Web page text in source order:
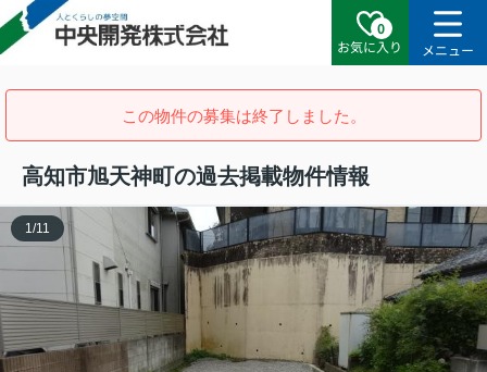
0
お気に入り
メニュー
この物件の募集は終了しました。
高知市旭天神町の過去掲載物件情報
1 /11